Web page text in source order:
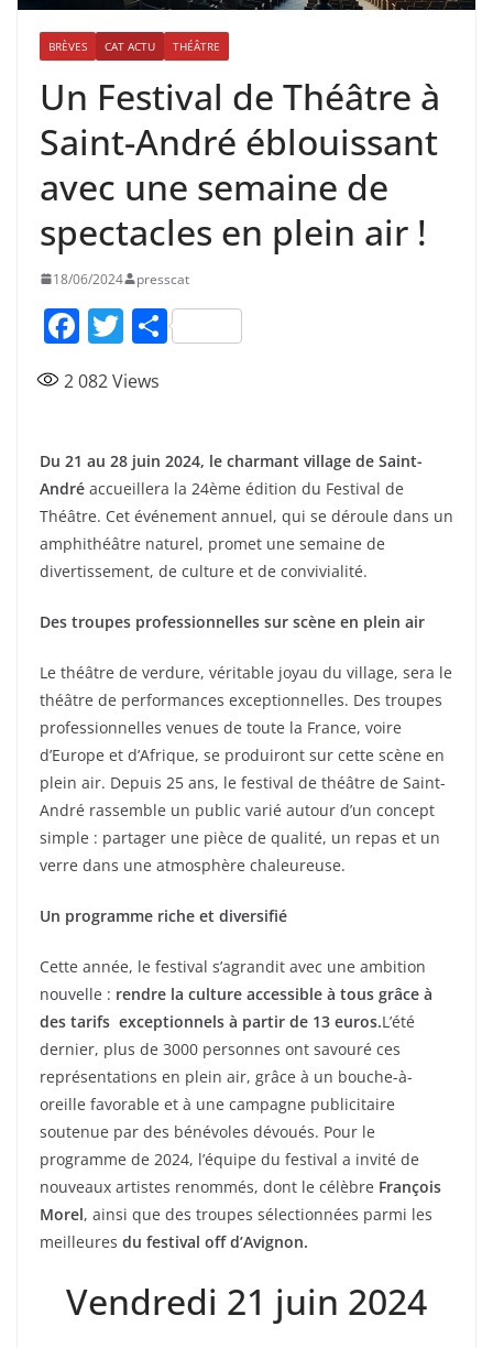
BRÈVES CAT ACTU THÉÂTRE
Un Festival de Théâtre à
Saint-André éblouissant
avec une semaine de
spectacles en plein air !
18/06/2024 presscat
F
a
c
b
o
o
k
T
w
itt
P
ar
er
2 082Views
Du 21 au 28 juin 2024, le charmant village de Saint-
André accueillera la 24ème édition du Festival de
Théâtre. Cet événement annuel, qui se déroule dans un
amphithéâtre naturel, promet une semaine de
divertissement, de culture et de convivialité.
Des troupes professionnelles sur scène en plein air
Le théâtre de verdure, véritable joyau du village, sera le
théâtre de performances exceptionnelles. Des troupes
professionnelles venues de toute la France, voire
d’Europe et d’Afrique, se produiront sur cette scène en
plein air. Depuis 25 ans, le festival de théâtre de Saint-
André rassemble un public varié autour d’un concept
simple : partager une pièce de qualité, un repas et un
verre dans une atmosphère chaleureuse.
Un programme riche et diversifié
Cette année, le festival s’agrandit avec une ambition
nouvelle : rendre la culture accessible à tous grâce à
des tarifs exceptionnels à partir de 13 euros.L’été
dernier, plus de 3000 personnes ont savouré ces
représentations en plein air, grâce à un bouche-à-
oreille favorable et à une campagne publicitaire
soutenue par des bénévoles dévoués. Pour le
programme de 2024, l’équipe du festival a invité de
nouveaux artistes renommés, dont le célèbre François
Morel, ainsi que des troupes sélectionnées parmi les
meilleures du festival off d’Avignon.
Vendredi 21 juin 2024